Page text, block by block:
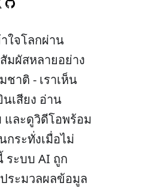
ใจโลกผ่าน
มผัสหลายอย่าง
ชาติ - เราเห็น
เสียง อ่าน
และดูวิดีโอพร้อม
ระทั่งเมื่อไม่
ระบบ AI ถูก
ระมวลผลข้อมูล